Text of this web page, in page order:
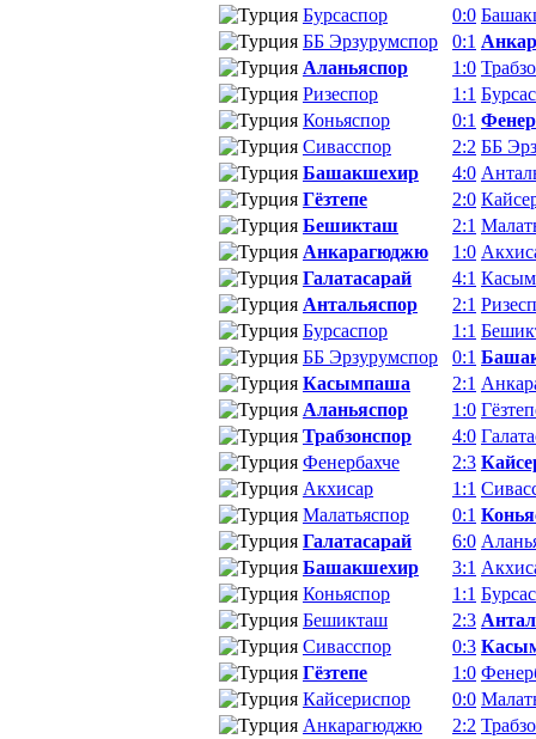
Бурсаспор
0:0
ББ Эрзурумспор
0:1
Аланьяспор
1:0
Ризеспор
1:1
Коньяспор
0:1
Сивасспор
2:2 ББ
Башакшехир
4:0
Гёзтепе
2:0
Бешикташ
2:1
Анкарагюджю
1:0
Галатасарай
4:1
Антальяспор
2:1
Бурсаспор
1:1
ББ Эрзурумспор
0:1
Касымпаша
2:1
Аланьяспор
1:0
Трабзонспор
4:0
Фенербахче
2:3
Акхисар
1:1
Малатьяспор
0:1
Галатасарай
6:0
Башакшехир
3:1
Коньяспор
1:1
Бешикташ
2:3
Сивасспор
0:3
Гёзтепе
1:0
Кайсериспор
0:0
Анкарагюджю
2:2